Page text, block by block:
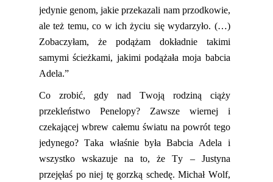
jedynie genom, jakie przekazali nam przodkowie,
ale też temu, co w ich życiu się wydarzyło. (…)
Zobaczyłam, że podążam dokładnie takimi
samymi ścieżkami, jakimi podążała moja babcia
Adela.”
Co zrobić, gdy nad Twoją rodziną ciąży
przekleństwo Penelopy? Zawsze wiernej i
czekającej wbrew całemu światu na powrót tego
jedynego? Taka właśnie była Babcia Adela i
wszystko wskazuje na to, że Ty – Justyna
przejęłaś po niej tę gorzką schedę. Michał Wolf,